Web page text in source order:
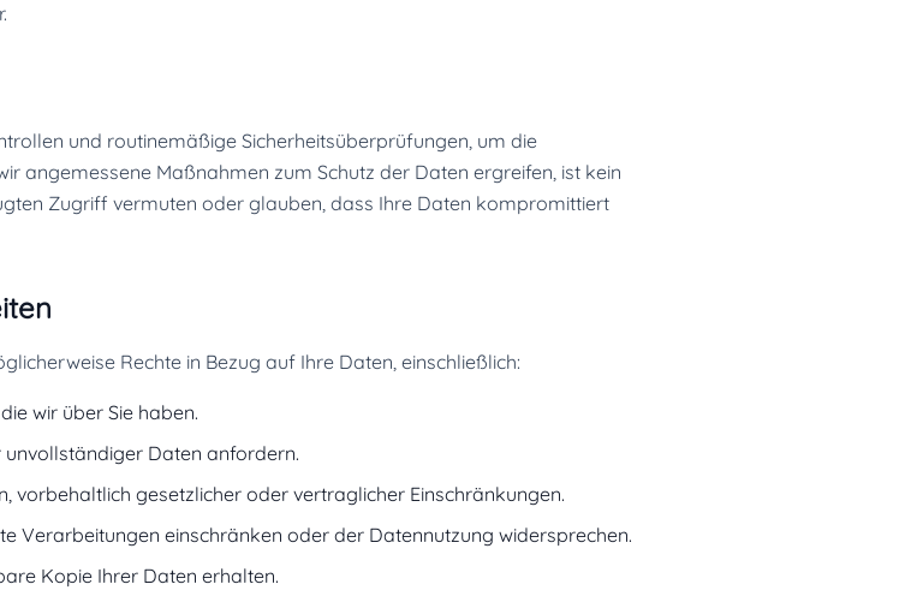
und routinemäßige Sicherheitsüberprüfungen, um die
angemessene Maßnahmen zum Schutz der Daten ergreifen, ist kein
Zugriff vermuten oder glauben, dass Ihre Daten kompromittiert
Rechte in Bezug auf Ihre Daten, einschließlich:
wir über Sie haben.
Daten anfordern.
vorbehaltlich gesetzlicher oder vertraglicher Einschränkungen.
Verarbeitungen einschränken oder der Datennutzung widersprechen.
Kopie Ihrer Daten erhalten.